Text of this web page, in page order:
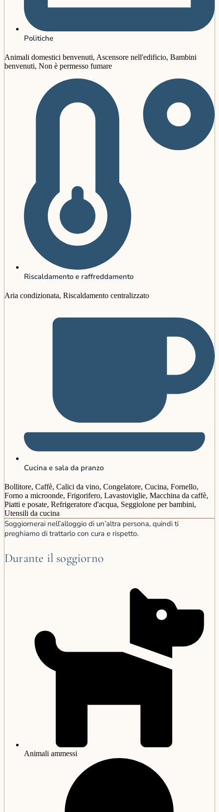
Politiche
Animali domestici benvenuti, Ascensore nell'edificio, Bambini
benvenuti, Non è permesso fumare
Riscaldamento e raffreddamento
Aria condizionata, Riscaldamento centralizzato
Cucina e sala da pranzo
Bollitore, Caffè, Calici da vino, Congelatore, Cucina, Fornello,
Forno a microonde, Frigorifero, Lavastoviglie, Macchina da caffè,
Piatti e posate, Refrigeratore d'acqua, Seggiolone per bambini,
Utensili da cucina
Soggiornerai nell’alloggio di un’altra persona, quindi ti
preghiamo di trattarlo con cura e rispetto.
Durante il soggiorno
Animali ammessi